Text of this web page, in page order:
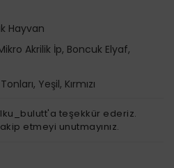
Hayvan
Akrilik İp, Boncuk Elyaf,
Yeşil, Kırmızı
teşekkür ederiz.
etmeyi unutmayınız.